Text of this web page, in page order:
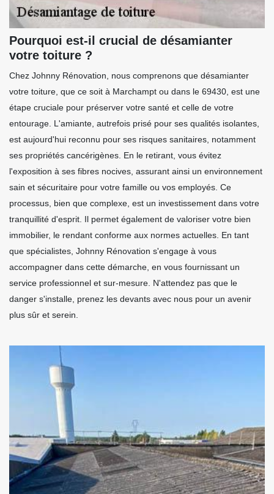
Pourquoi est-il crucial de désamianter
votre toiture ?
Chez Johnny Rénovation, nous comprenons que désamianter
votre toiture, que ce soit à Marchampt ou dans le 69430, est une
étape cruciale pour préserver votre santé et celle de votre
entourage. L'amiante, autrefois prisé pour ses qualités isolantes,
est aujourd'hui reconnu pour ses risques sanitaires, notamment
ses propriétés cancérigènes. En le retirant, vous évitez
l'exposition à ses fibres nocives, assurant ainsi un environnement
sain et sécuritaire pour votre famille ou vos employés. Ce
processus, bien que complexe, est un investissement dans votre
tranquillité d'esprit. Il permet également de valoriser votre bien
immobilier, le rendant conforme aux normes actuelles. En tant
que spécialistes, Johnny Rénovation s'engage à vous
accompagner dans cette démarche, en vous fournissant un
service professionnel et sur-mesure. N'attendez pas que le
danger s'installe, prenez les devants avec nous pour un avenir
plus sûr et serein.